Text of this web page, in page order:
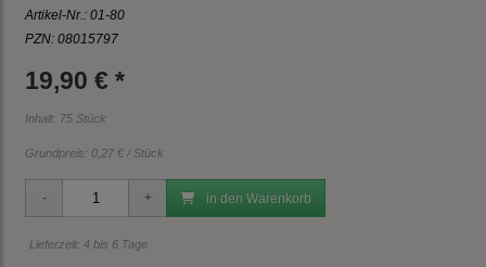
Artikel-Nr.: 01-80
PZN: 08015797
19,90 € *
Inhalt: 75 Stück
Grundpreis: 0,27 € / Stück
in den Warenkorb
Lieferzeit: 4 bis 6 Tage